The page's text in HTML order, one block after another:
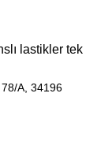
lastikler tek
A, 34196